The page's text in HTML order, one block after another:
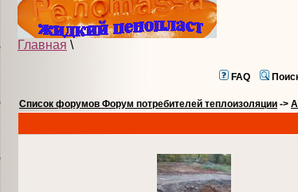
Главная \
FAQ
Список форумов Форум потребителей теплоизоляции ->